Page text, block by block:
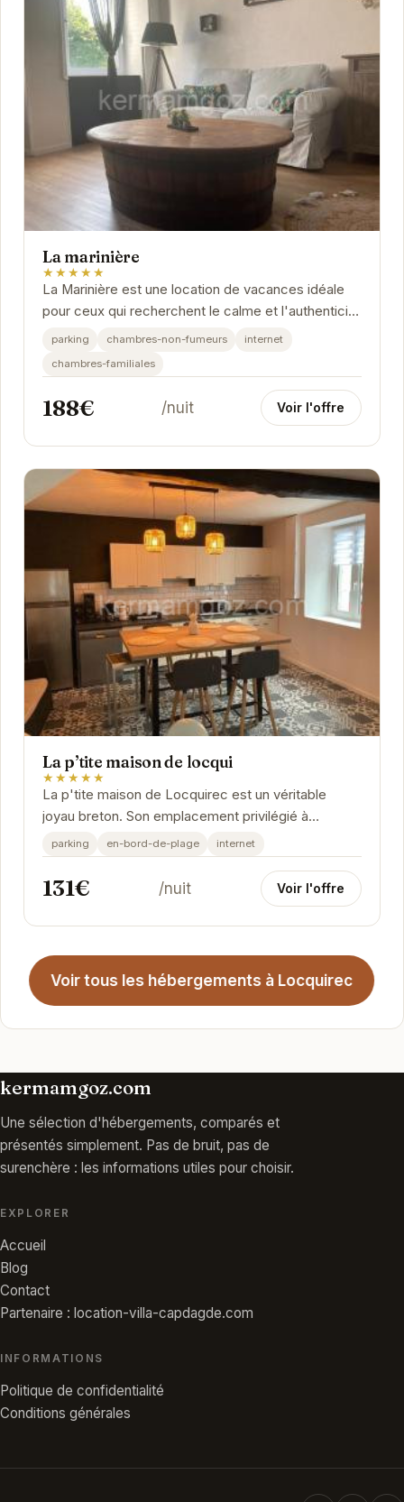
La marinière
★★★★★
La Marinière est une location de vacances idéale
pour ceux qui recherchent le calme et l'authenticité
bretonne. Avec ses équipements modernes et...
parking chambres-non-fumeurs
internet
chambres-familiales
188€ /nuit Voir l'offre
La p’tite maison de locqui
★★★★★
La p'tite maison de Locquirec est un véritable
joyau breton. Son emplacement privilégié à
proximité de la plage et des commerces locaux en
fait...
parking en-bord-de-plage internet
131€ /nuit Voir l'offre
Voir tous les hébergements à Locquirec
kermamgoz.com
Une sélection d'hébergements, comparés et
présentés simplement. Pas de bruit, pas de
surenchère : les informations utiles pour choisir.
EXPLORER
Accueil
Blog
Contact
Partenaire : location-villa-capdagde.com
INFORMATIONS
Politique de confidentialité
Conditions générales